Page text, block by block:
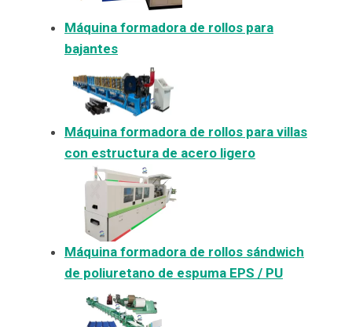
Máquina formadora de rollos para
bajantes
Máquina formadora de rollos para villas
con estructura de acero ligero
Máquina formadora de rollos sándwich
de poliuretano de espuma EPS / PU